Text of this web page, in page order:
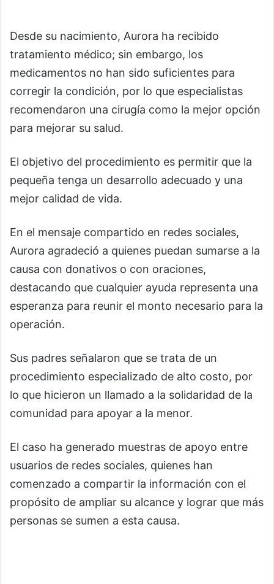
Desde su nacimiento, Aurora ha recibido
tratamiento médico; sin embargo, los
medicamentos no han sido suficientes para
corregir la condición, por lo que especialistas
recomendaron una cirugía como la mejor opción
para mejorar su salud.
El objetivo del procedimiento es permitir que la
pequeña tenga un desarrollo adecuado y una
mejor calidad de vida.
En el mensaje compartido en redes sociales,
Aurora agradeció a quienes puedan sumarse a la
causa con donativos o con oraciones,
destacando que cualquier ayuda representa una
esperanza para reunir el monto necesario para la
operación.
Sus padres señalaron que se trata de un
procedimiento especializado de alto costo, por
lo que hicieron un llamado a la solidaridad de la
comunidad para apoyar a la menor.
El caso ha generado muestras de apoyo entre
usuarios de redes sociales, quienes han
comenzado a compartir la información con el
propósito de ampliar su alcance y lograr que más
personas se sumen a esta causa.